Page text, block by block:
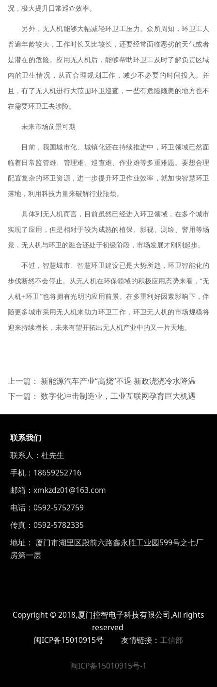
况，极大提升日常巡查效率。
另外，无人机能够大幅减轻环卫工压力。众所周知，环卫工人
普遍年龄较大，工作时长又比较长，还要经常面临恶劣的天气或者
是潜在的危险。应用无人机后，能够帮助环卫工及时了解负责区域
内的卫生情况，从而合理规划工作，减少不必要的时间投入。并
且，有了无人机进行大范围环卫巡查，一些有危险隐患的地方也不
在需要环卫工去涉险。
未来市场前景可期
目前，我国城市化、城镇化还在持续推进中，环卫领域已然面
临着日常监管难、管理难、巡查难、作业难等多重难题。要想合理
配置复杂的环卫资源，进一步提升环卫作业效率，就加快智慧环卫
落地，利用科技力量来破解行业瓶颈。
具体到无人机而言，目前虽然已经进入环卫领域，在多个城市
实现了应用，但是相对于较为成熟的植保、影视、测绘、警用等场
景，无人机与环卫的融合还处于初级阶段，市场发展才刚刚起步。
不过，智慧城市、智慧环卫建设已是大势所趋，环卫智能化的
步伐断然不会停止。从无人机在环保领域的积极应用态势来看，“无
人机+环卫”也将拥有光明的应用前景。在多重利好因素影响下，伴
随更多城市采用无人机来助力环卫工作，环卫无人机的市场规模将
迎来持续增长，未来有望开拓出无人机产业中的又一片天地。
上一篇： 新能源汽车产业“高烧”不退 新政浇浇冷水降温
下一篇： 数字化冲击制造业，工业互联网孕育巨大机遇
联系我们
联系人：杜先生
手机：18659252716
邮箱：xmkzdz01@163.com
电话：0592-5752759
传真：0592-5782335
地址： 厦门市湖里区殿前六路鑫永胜工业园599号之七厂
房第一层
Copyright © 2018,厦门控智电子科技有限公司,All rights
reserved
闽ICP备15010915号 友情链接： 工信部
闽ICP备15010915号-1